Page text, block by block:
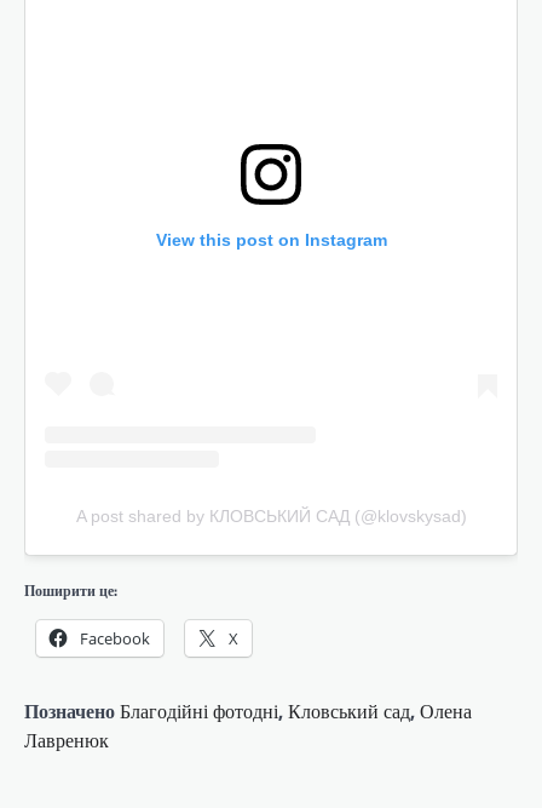
View this post on Instagram
A post shared by КЛОВСЬКИЙ САД (@klovskysad)
Поширити це:
Facebook X
ПозначеноБлагодійні фотодні,Кловський сад,Олена
Лавренюк